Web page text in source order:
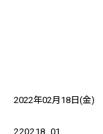
2022年02月18日(金)
220218_01